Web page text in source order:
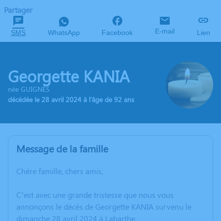
Partager
SMS WhatsApp Facebook E-mail Lien
Georgette KANIA
née GUIGNES
décédée le 28 avril 2024 à l'âge de 92 ans
Message de la famille
Chère famille, chers amis,
C’est avec une grande tristesse que nous vous
annonçons le décès de Georgette KANIA survenu le
dimanche 28 avril 2024 à Labarthe.